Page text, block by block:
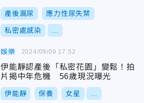
產後漏尿 應力性尿失禁
私密處感染
娛樂
伊能靜認產後「私密花園」變鬆！拍
片揭中年危機 56歲現況曝光
伊能靜 保養 女星
2024/09/09 17:52